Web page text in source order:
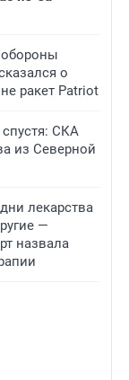
о
ракет Patriot
СКА
из Северной
лекарства
—
назвала